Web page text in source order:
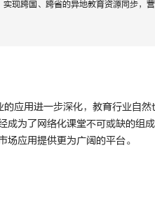
现跨国、跨省的异地教育资源同步，
应用进一步深化，教育行业自然
成为了网络化课堂不可或缺的组
场应用提供更为广阔的平台。